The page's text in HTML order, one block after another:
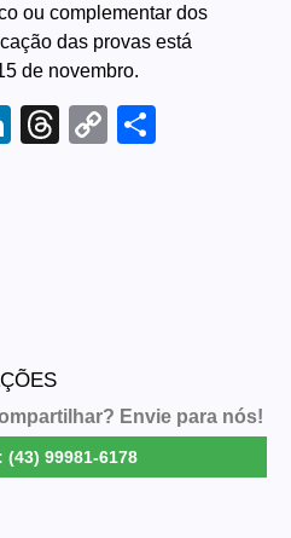
ou complementar dos
das provas está
de novembro.
LinkedIn
Threads
Copy
Envie para nós!
(43) 99981-6178